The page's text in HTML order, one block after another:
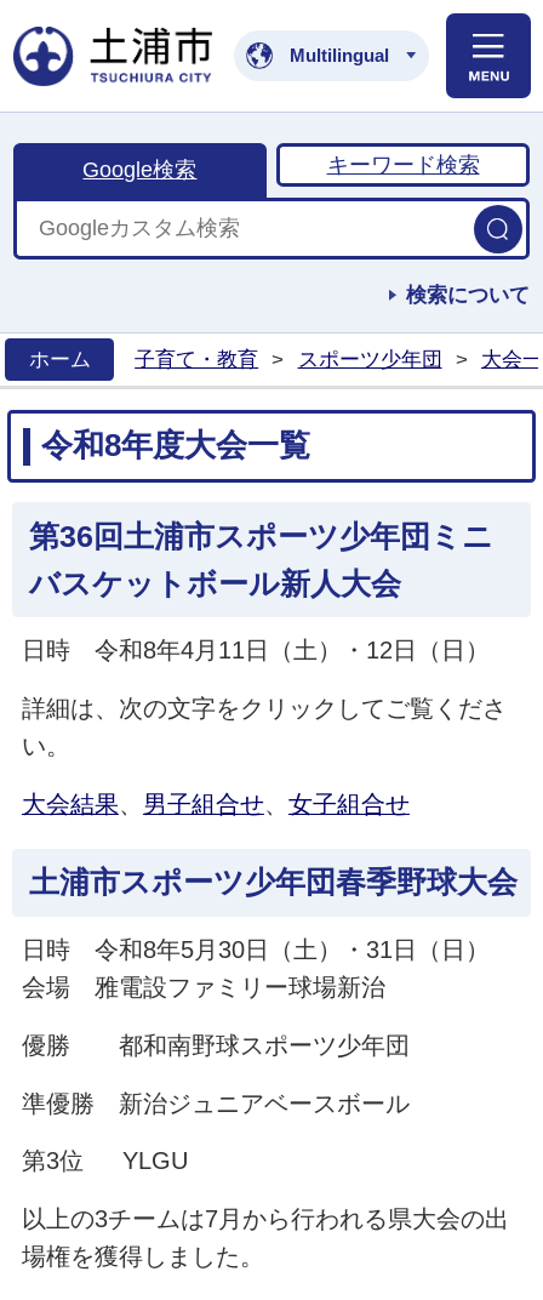
土浦市公式ホームペ
Multilingual
Google検索 キーワード検索
検索について
ホーム
子育て・教育 > スポーツ少年団 > 大会
令和8年度大会一覧
第36回土浦市スポーツ少年団ミニ
バスケットボール新人大会
日時 令和8年4月11日（土）・12日（日）
詳細は、次の文字をクリックしてご覧くださ
い。
大会結果、 男子組合せ、 女子組合せ
土浦市スポーツ少年団春季野球大会
日時 令和8年5月30日（土）・31日（日）
会場 雅電設ファミリー球場新治
優勝 都和南野球スポーツ少年団
準優勝 新治ジュニアベースボール
第3位 YLGU
以上の3チームは7月から行われる県大会の出
場権を獲得しました。